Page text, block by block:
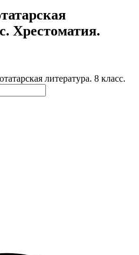
Хрестоматия.
литература. 8 класс.